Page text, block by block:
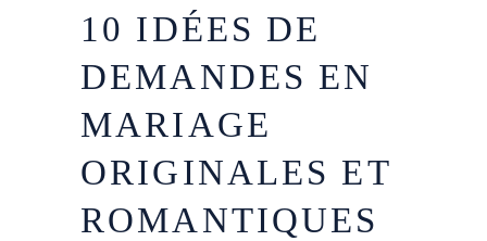
10 IDÉES DE
DEMANDES EN
MARIAGE
ORIGINALES ET
ROMANTIQUES